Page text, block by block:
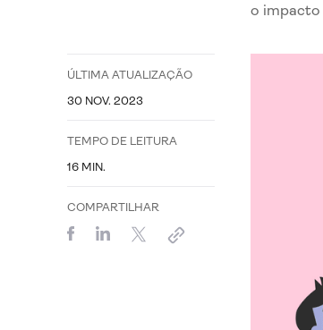
o impacto
ÚLTIMA ATUALIZAÇÃO
30 NOV. 2023
TEMPO DE LEITURA
16 MIN.
COMPARTILHAR